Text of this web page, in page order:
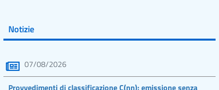
Notizie
07/08/2026